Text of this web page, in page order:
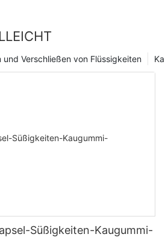
und in die neueste Technologie zu
zu bleiben und ihren Kunden
zu bieten.
und Verschließen von Flüssigkeiten
Süßigkeiten-Kaugummi-